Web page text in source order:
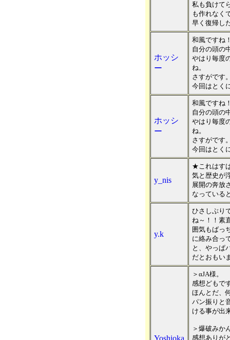
私も負けて
も作れなく
早く復帰し
ホッシ
ー
和風ですね
自分の頭の
やはり毎度
ね。
さすがです
今回はとく
ホッシ
ー
和風ですね
自分の頭の
やはり毎度
ね。
さすがです
今回はとく
y_nis
★これはす
気と歴史が
展開の奔放
なっている
y.k
ひさしぶり
ね～！！素
囲気もばっ
に絡み合っ
と、やっぱ
だとおもい
Yoshioka
＞αJA様。
感想どもで
ほんとだ、
パン振りと
ける事が出
＞爆破みか
感想ありが